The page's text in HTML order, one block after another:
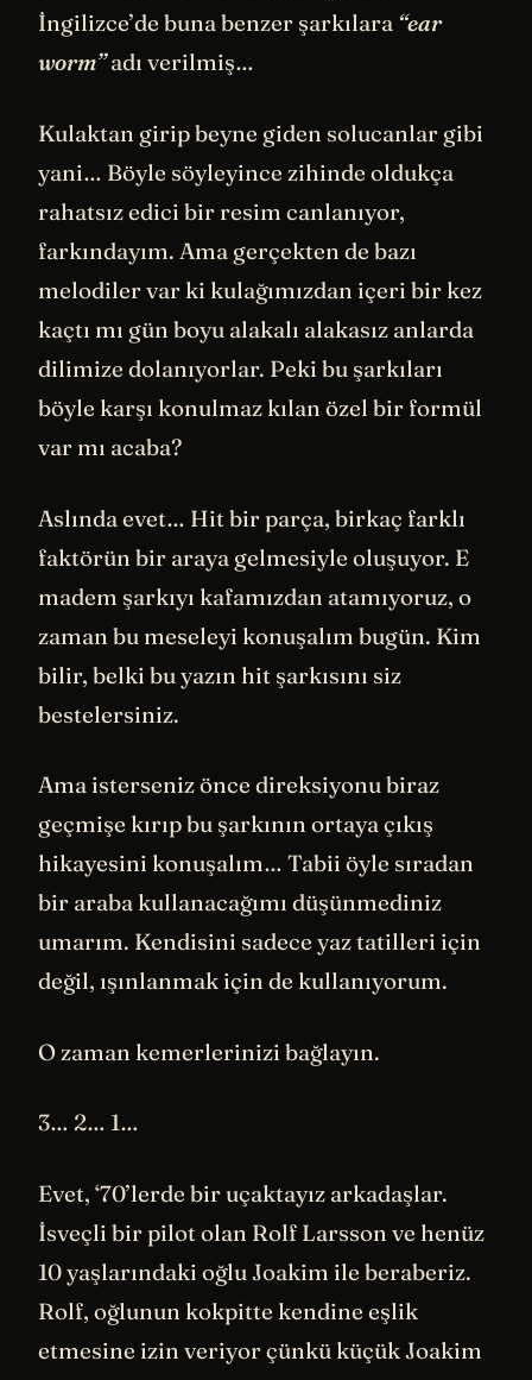
İngilizce’de buna benzer şarkılara “ear
worm”adı verilmiş…
Kulaktan girip beyne giden solucanlar gibi
yani… Böyle söyleyince zihinde oldukça
rahatsız edici bir resim canlanıyor,
farkındayım. Ama gerçekten de bazı
melodiler var ki kulağımızdan içeri bir kez
kaçtı mı gün boyu alakalı alakasız anlarda
dilimize dolanıyorlar. Peki bu şarkıları
böyle karşı konulmaz kılan özel bir formül
var mı acaba?
Aslında evet… Hit bir parça, birkaç farklı
faktörün bir araya gelmesiyle oluşuyor. E
madem şarkıyı kafamızdan atamıyoruz, o
zaman bu meseleyi konuşalım bugün. Kim
bilir, belki bu yazın hit şarkısını siz
bestelersiniz.
Ama isterseniz önce direksiyonu biraz
geçmişe kırıp bu şarkının ortaya çıkış
hikayesini konuşalım… Tabii öyle sıradan
bir araba kullanacağımı düşünmediniz
umarım. Kendisini sadece yaz tatilleri için
değil, ışınlanmak için de kullanıyorum.
O zaman kemerlerinizi bağlayın.
3… 2… 1…
Evet, ‘70’lerde bir uçaktayız arkadaşlar.
İsveçli bir pilot olan Rolf Larsson ve henüz
10 yaşlarındaki oğlu Joakim ile beraberiz.
Rolf, oğlunun kokpitte kendine eşlik
etmesine izin veriyor çünkü küçük Joakim